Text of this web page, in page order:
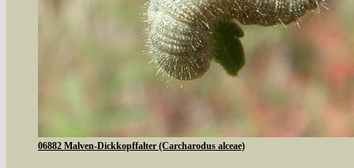
06882 Malven-Dickkopffalter (Carcharodus alceae)